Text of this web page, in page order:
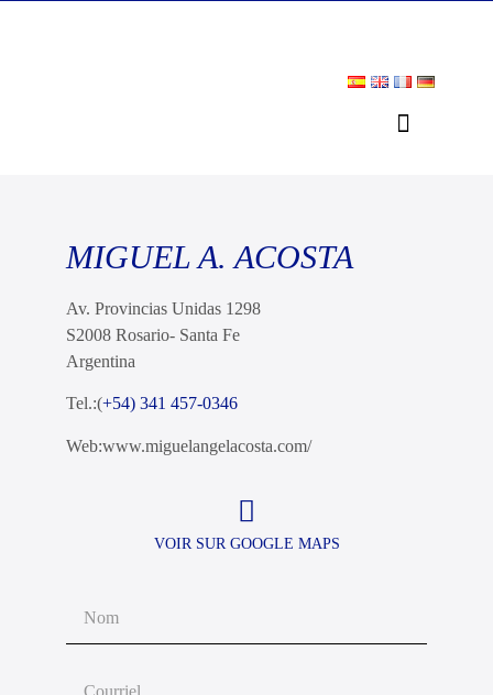
MIGUEL A. ACOSTA
Av. Provincias Unidas 1298
S2008 Rosario- Santa Fe
Argentina
Tel.:(+54) 341 457-0346
Web:www.miguelangelacosta.com/
VOIR SUR GOOGLE MAPS